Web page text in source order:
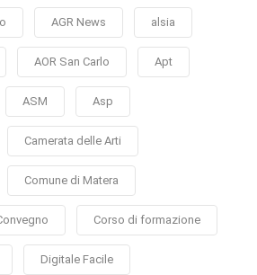
AGR News alsia
AOR San Carlo Apt
ASM Asp
Camerata delle Arti
Comune di Matera
Corso di formazione
Digitale Facile